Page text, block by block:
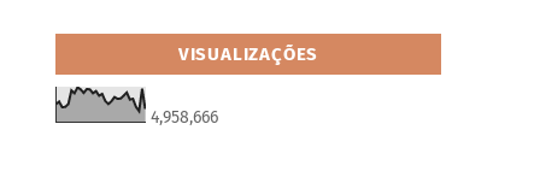
VISUALIZAÇÕES
4,958,666